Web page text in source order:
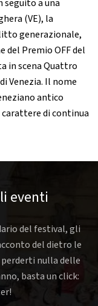
seguito a una
(VE), la
generazionale,
Premio OFF del
in scena Quattro
Venezia. Il nome
antico
di continua
eventi
del festival, gli
del dietro le
nulla delle
basta un click: